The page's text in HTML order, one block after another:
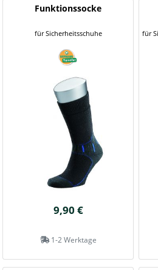
Funktionssocke
für Sicherheitsschuhe
9,90 €
1-2 Werktage
für